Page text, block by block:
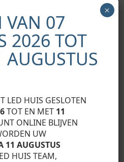
van de elementen van het
van het TERRA-profiel en
(3) kappen zonder gat, (3a)
0124-01
profiel eindkappen
VAN 07
2026 TOT
AUGUSTUS
LED HUIS GESLOTEN
TOT EN MET 11
ONLINE BLIJVEN
UW
11 AUGUSTUS
HUIS TEAM,
×